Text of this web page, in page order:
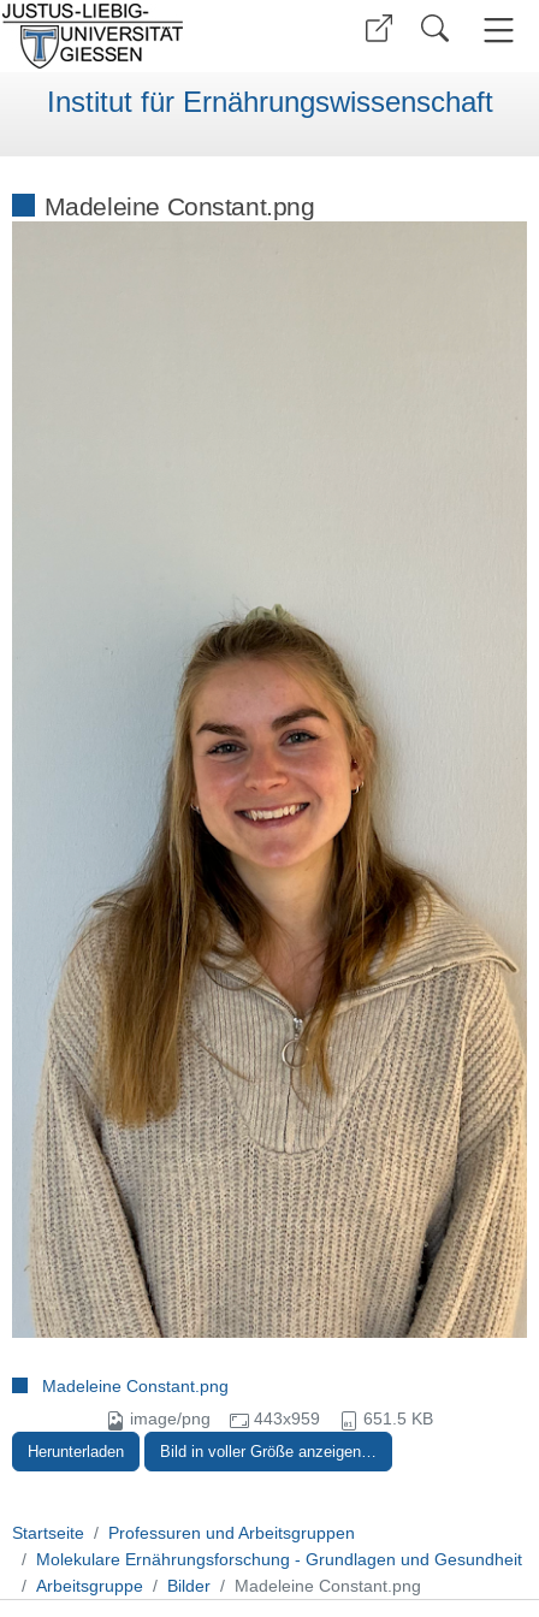
Institut für Ernährungswissenschaft
Madeleine Constant.png
Madeleine Constant.png
image/png
443x959 651.5 KB
Herunterladen Bild in voller Größe anzeigen…
Startseite
Professuren und Arbeitsgruppen
Molekulare Ernährungsforschung - Grundlagen und Gesundheit
Arbeitsgruppe
Bilder Madeleine Constant.png